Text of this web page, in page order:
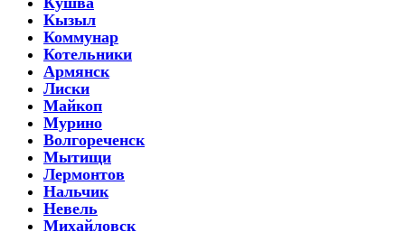
Кызыл
Коммунар
Котельники
Армянск
Лиски
Майкоп
Мурино
Волгореченск
Мытищи
Лермонтов
Нальчик
Невель
Михайловск